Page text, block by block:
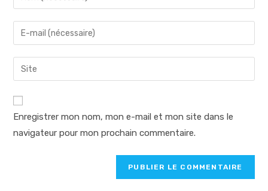
your
name
to
comment
Enter
your
email
address
comment
Saisir
l’URL
de
votre
(facultatif)
Enregistrer mon nom, mon e-mail et mon site dans le
navigateur pour mon prochain commentaire.